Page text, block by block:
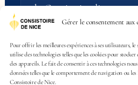
Gérer le consentement aux
Pour offrir les meilleures expériences à ses utilisateurs,
utilise des technologies telles que les cookies pour
des appareils. Le fait de consentir à ces technologies
données telles que le comportement de navigation ou
Consistoire de Nice.
du Consistoire
S'inscrire